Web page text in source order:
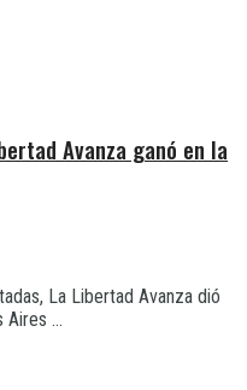
Avanza ganó en la
La Libertad Avanza dió
Aires ...